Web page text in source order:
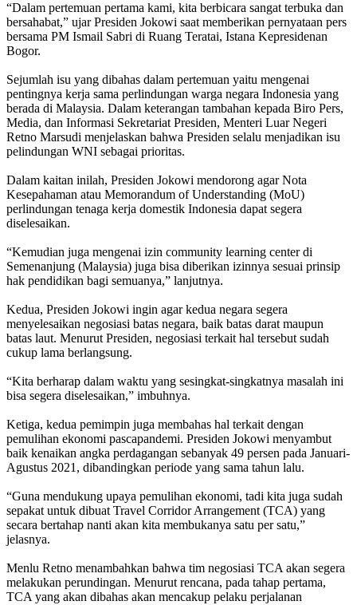
“Dalam pertemuan pertama kami, kita berbicara sangat terbuka dan
bersahabat,” ujar Presiden Jokowi saat memberikan pernyataan pers
bersama PM Ismail Sabri di Ruang Teratai, Istana Kepresidenan
Bogor.
Sejumlah isu yang dibahas dalam pertemuan yaitu mengenai
pentingnya kerja sama perlindungan warga negara Indonesia yang
berada di Malaysia. Dalam keterangan tambahan kepada Biro Pers,
Media, dan Informasi Sekretariat Presiden, Menteri Luar Negeri
Retno Marsudi menjelaskan bahwa Presiden selalu menjadikan isu
pelindungan WNI sebagai prioritas.
Dalam kaitan inilah, Presiden Jokowi mendorong agar Nota
Kesepahaman atau Memorandum of Understanding (MoU)
perlindungan tenaga kerja domestik Indonesia dapat segera
diselesaikan.
“Kemudian juga mengenai izin community learning center di
Semenanjung (Malaysia) juga bisa diberikan izinnya sesuai prinsip
hak pendidikan bagi semuanya,” lanjutnya.
Kedua, Presiden Jokowi ingin agar kedua negara segera
menyelesaikan negosiasi batas negara, baik batas darat maupun
batas laut. Menurut Presiden, negosiasi terkait hal tersebut sudah
cukup lama berlangsung.
“Kita berharap dalam waktu yang sesingkat-singkatnya masalah ini
bisa segera diselesaikan,” imbuhnya.
Ketiga, kedua pemimpin juga membahas hal terkait dengan
pemulihan ekonomi pascapandemi. Presiden Jokowi menyambut
baik kenaikan angka perdagangan sebanyak 49 persen pada Januari-
Agustus 2021, dibandingkan periode yang sama tahun lalu.
“Guna mendukung upaya pemulihan ekonomi, tadi kita juga sudah
sepakat untuk dibuat Travel Corridor Arrangement (TCA) yang
secara bertahap nanti akan kita membukanya satu per satu,”
jelasnya.
Menlu Retno menambahkan bahwa tim negosiasi TCA akan segera
melakukan perundingan. Menurut rencana, pada tahap pertama,
TCA yang akan dibahas akan mencakup pelaku perjalanan